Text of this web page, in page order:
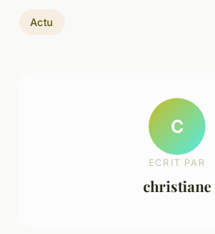
Actu
C
ECRIT PAR
christiane